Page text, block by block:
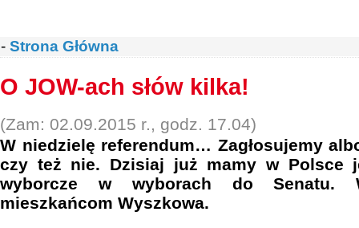
- Strona Główna
O JOW-ach słów kilka!
(Zam: 02.09.2015 r., godz. 17.04)
W niedzielę referendum… Zagłosujemy
czy też nie. Dzisiaj już mamy w Polsce
wyborcze w wyborach do Senatu.
mieszkańcom Wyszkowa.